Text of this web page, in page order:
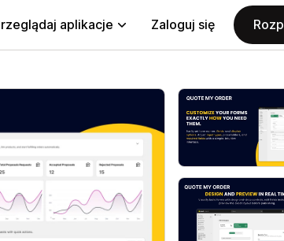
aplikacje Zaloguj się